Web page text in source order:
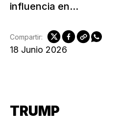
influencia en...
18 Junio 2026
Compartir:
TRUMP